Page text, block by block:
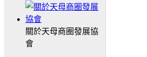
關於天母商圈發展協
會